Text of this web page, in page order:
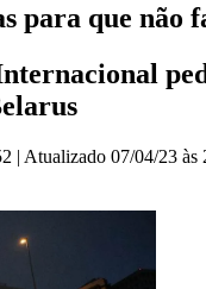
para que não
| Atualizado 07/04/23 às